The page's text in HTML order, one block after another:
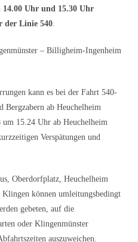
14.00 Uhr und 15.30 Uhr
der Linie 540.
– Billigheim-Ingenheim
kann es bei der Fahrt 540-
Bergzabern ab Heuchelheim
15.24 Uhr ab Heuchelheim
Verspätungen und
Oberdorfplatz, Heuchelheim
können umleitungsbedingt
gebeten, auf die
oder Klingenmünster
auszuweichen.